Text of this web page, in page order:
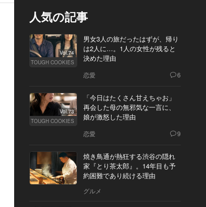
人気の記事
Vol.74
TOUGH COOKIES
男女3人の旅だったはずが、帰り
は2人に…。1人の女性が残ると
決めた理由
恋愛 6
Vol.73
TOUGH COOKIES
「今日はたくさん甘えちゃお」
再会した母の無邪気な一言に、
娘が激怒した理由
恋愛 9
焼き鳥通が熱狂する渋谷の隠れ
家『とり茶太郎』。14年目も予
約困難であり続ける理由
グルメ